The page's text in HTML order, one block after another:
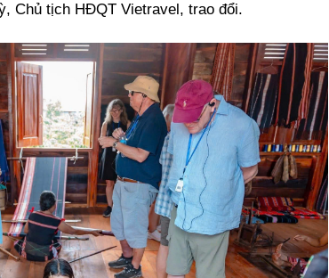
Chủ tịch HĐQT Vietravel, trao đổi.